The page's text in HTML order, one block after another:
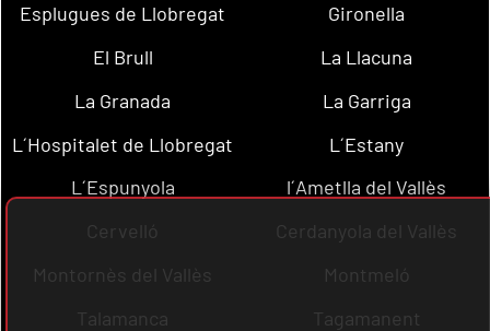
Esplugues de Llobregat
Gironella
El Brull
La Llacuna
La Granada
La Garriga
L´Hospitalet de Llobregat
L´Estany
L´Espunyola
l´Ametlla del Vallès
Cervelló
Cerdanyola del Vallès
Montornès del Vallès
Montmeló
Talamanca
Tagamanent